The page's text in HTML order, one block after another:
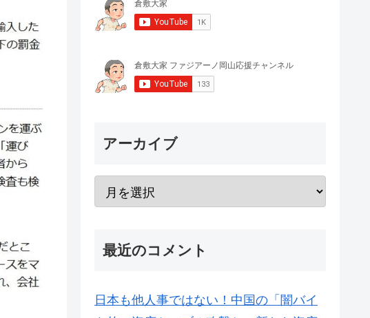
アーカイブ
最近のコメント
日本も他人事ではない！中国の「闇バイ